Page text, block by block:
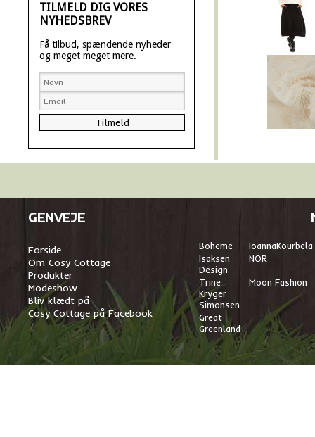
TILMELD DIG VORES
NYHEDSBREV
Få tilbud, spændende nyheder
og meget meget mere.
GENVEJE
Forside
Om Cosy Cottage
Produkter
Modeshow
Bliv klædt på
Cosy Cottage på Facebook
Boheme IoannaKourbela
Isaksen
Design
NÖR
Trine
Kryger
Simonsen
Moon Fashion
Great
Greenland